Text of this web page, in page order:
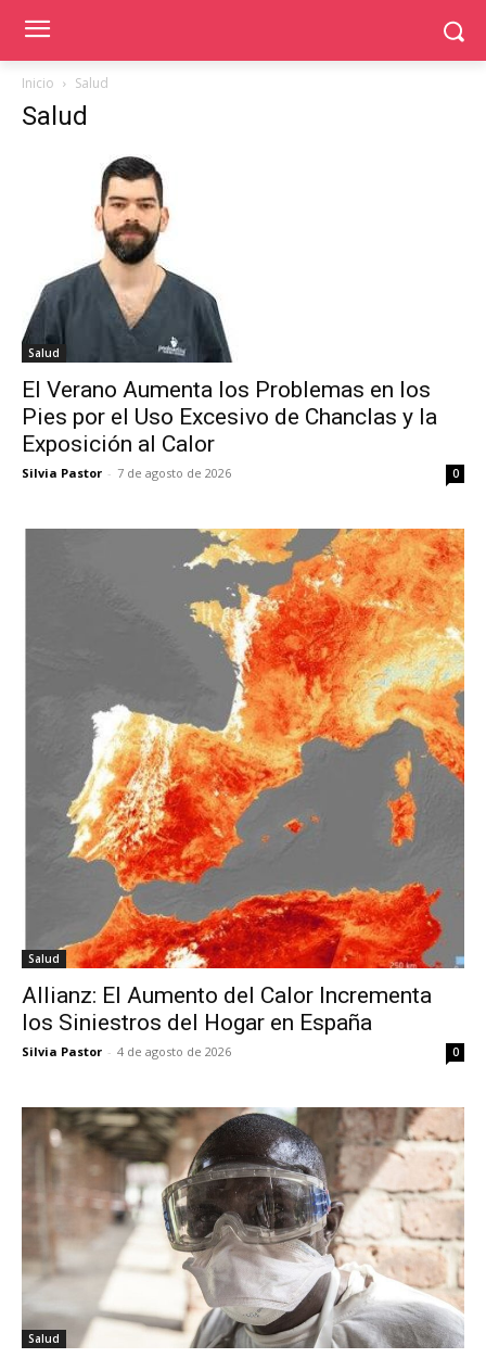
Inicio Salud
Salud
Salud
El Verano Aumenta los Problemas en los
Pies por el Uso Excesivo de Chanclas y la
Exposición al Calor
Silvia Pastor - 7 de agosto de 2026 0
Salud
Allianz: El Aumento del Calor Incrementa
los Siniestros del Hogar en España
Silvia Pastor - 4 de agosto de 2026 0
Salud